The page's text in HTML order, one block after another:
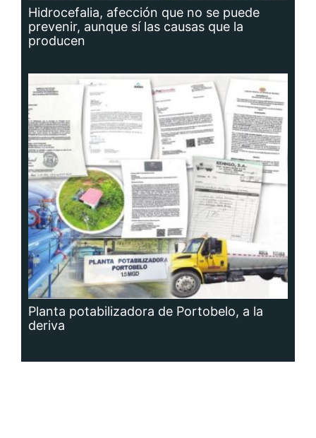
Hidrocefalia, afección que no se puede
prevenir, aunque sí las causas que la
producen
Planta potabilizadora de Portobelo, a la
deriva